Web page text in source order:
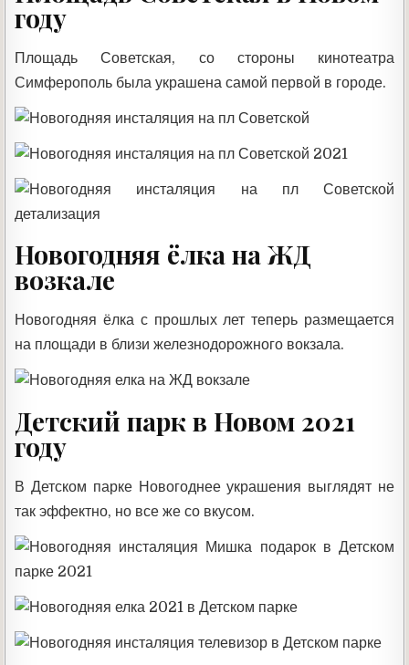
году
Площадь Советская, со стороны кинотеатра
Симферополь была украшена самой первой в городе.
Новогодняя ёлка на ЖД
возкале
Новогодняя ёлка с прошлых лет теперь размещается
на площади в близи железнодорожного вокзала.
Детский парк в Новом 2021
году
В Детском парке Новогоднее украшения выглядят не
так эффектно, но все же со вкусом.